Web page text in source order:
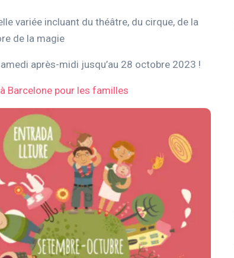
variée incluant du théâtre, du cirque, de la
de la magie
après-midi jusqu’au 28 octobre 2023 !
Barcelone pour les familles